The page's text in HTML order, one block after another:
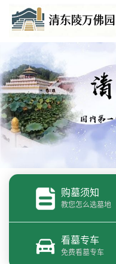
购墓须知
教您怎么选墓地
看墓专车
免费看墓专车